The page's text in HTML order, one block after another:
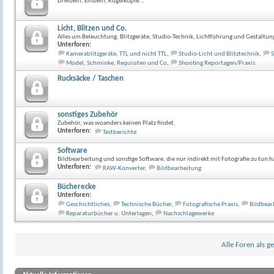
Licht, Blitzen und Co.
Alles um Beleuchtung, Blitzgeräte, Studio-Technik, Lichtführung und
Unterforen:
Kamerablitzgeräte, TTL und nicht TTL, Studio-Licht und Blitztechnik,
Model, Schminke, Requisiten und Co, Shooting Reportagen/Praxis
Rucksäcke / Taschen
sonstiges Zubehör
Zubehör, was woanders keinen Platz findet.
Unterforen:
Testberichte
Software
Bildbearbeitung und sonstige Software, die nur indirekt mit Fotografie zu tun
Unterforen:
RAW-Konverter, Bildbearbeitung
Bücherecke
Unterforen:
Geschichtliches, Technische Bücher, Fotografische Praxis,
Reparaturbücher u. Unterlagen, Nachschlagewerke
Alle Foren als